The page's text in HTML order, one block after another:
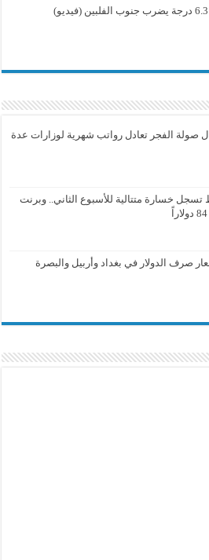
صولة الفجر تعادل رواتب شهرية لوزارات عدة
تسجل خسارة متتالية للأسبوع الثاني.. وبرنت
صرف الدولار في بغداد وأربيل والبصرة